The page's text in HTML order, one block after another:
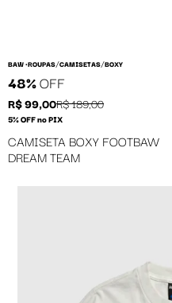
BAW •ROUPAS/CAMISETAS/BOXY
48%OFF
R$ 99,00R$ 189,00
5% OFF no PIX
CAMISETA BOXY FOOTBAW
DREAM TEAM